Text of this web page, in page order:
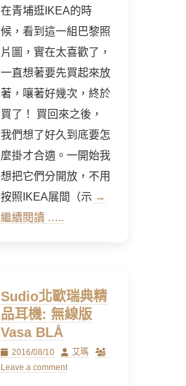
在青埔逛IKEA的時
候，看到這一組巴黎照
片圖，實在太喜歡了，
一直想著要先買起來放
著，嚷著好幾次，終於
買了！ 買回來之後，
我們想了好久到底要怎
麼掛才合適。一開始我
想把它們分開放，不用
按照IKEA展間（示 →
繼續閱讀 …..
Sudio北歐瑞典精
品耳機: 無線版
Vasa BLÅ
Posted
on
2016/08/10 Author
艾瑪
Leave a comment